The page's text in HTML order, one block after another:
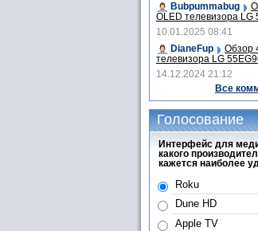
Bubpummabug
OLED телевизора LG
10.01.2025 08:41
DianeFup
Обзор
телевизора LG
14.12.2024 21:12
Все
Голосование
Интерфейс для
какого
кажется наиболее
Roku
Dune HD
Apple TV